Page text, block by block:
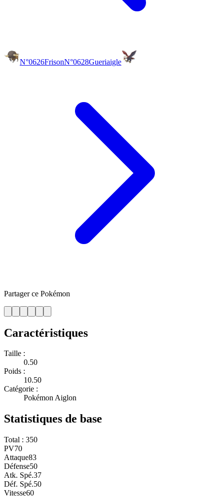
N°0626FrisonN°0628Gueriaigle
Partager ce Pokémon
Caractéristiques
Taille :
0.50
Poids :
10.50
Catégorie :
Pokémon Aiglon
Statistiques de base
Total : 350
PV70
Attaque83
Défense50
Atk. Spé.37
Déf. Spé.50
Vitesse60